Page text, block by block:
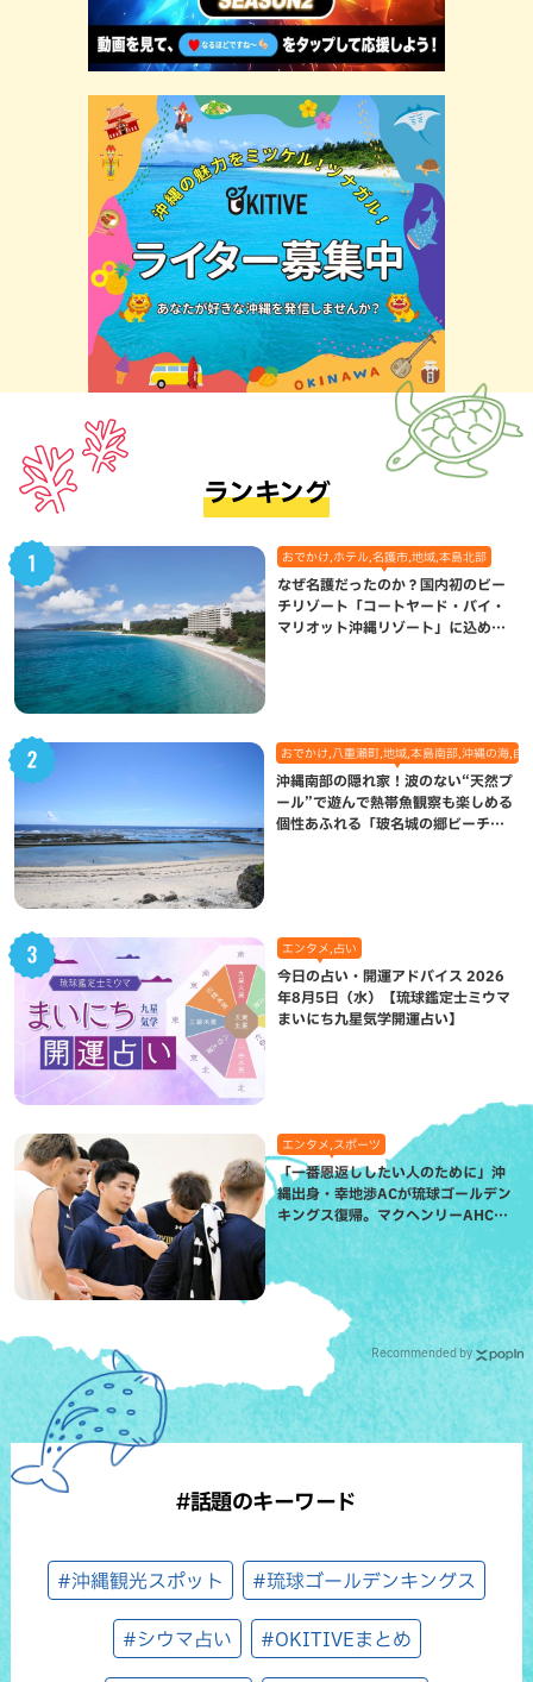
ランキング
おでかけ,ホテル,名護市,地域,本島北部
なぜ名護だったのか？国内初のビー
チリゾート「コートヤード・バイ・
マリオット沖縄リゾート」に込めら
おでかけ,八重瀬町,地域,本島南部,沖縄の海,自
沖縄南部の隠れ家！波のない“天然プ
ール”で遊んで熱帯魚観察も楽しめる
個性あふれる「玻名城の郷ビーチ」
エンタメ,占い
今日の占い・開運アドバイス 2026
年8月5日（水）【琉球鑑定士ミウマ
まいにち九星気学開運占い】
エンタメ,スポーツ
「一番恩返ししたい人のために」沖
縄出身・幸地渉ACが琉球ゴールデン
キングス復帰。マクヘンリーAHCに
信頼を寄せる理由
Recommended by
#話題のキーワード
#沖縄観光スポット #琉球ゴールデンキングス
#シウマ占い #OKITIVEまとめ